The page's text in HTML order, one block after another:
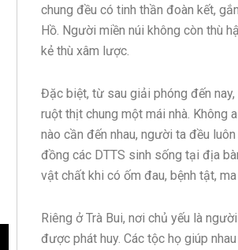
chung đều có tinh thần đoàn kết,
Hồ. Người miền núi không còn thù
kẻ thù xâm lược.
Đặc biệt, từ sau giải phóng đến
ruột thịt chung một mái nhà. Không
nào cần đến nhau, người ta đều
đồng các DTTS sinh sống tại địa
vật chất khi có ốm đau, bệnh tật,
Riêng ở Trà Bui, nơi chủ yếu là
được phát huy. Các tộc họ giúp